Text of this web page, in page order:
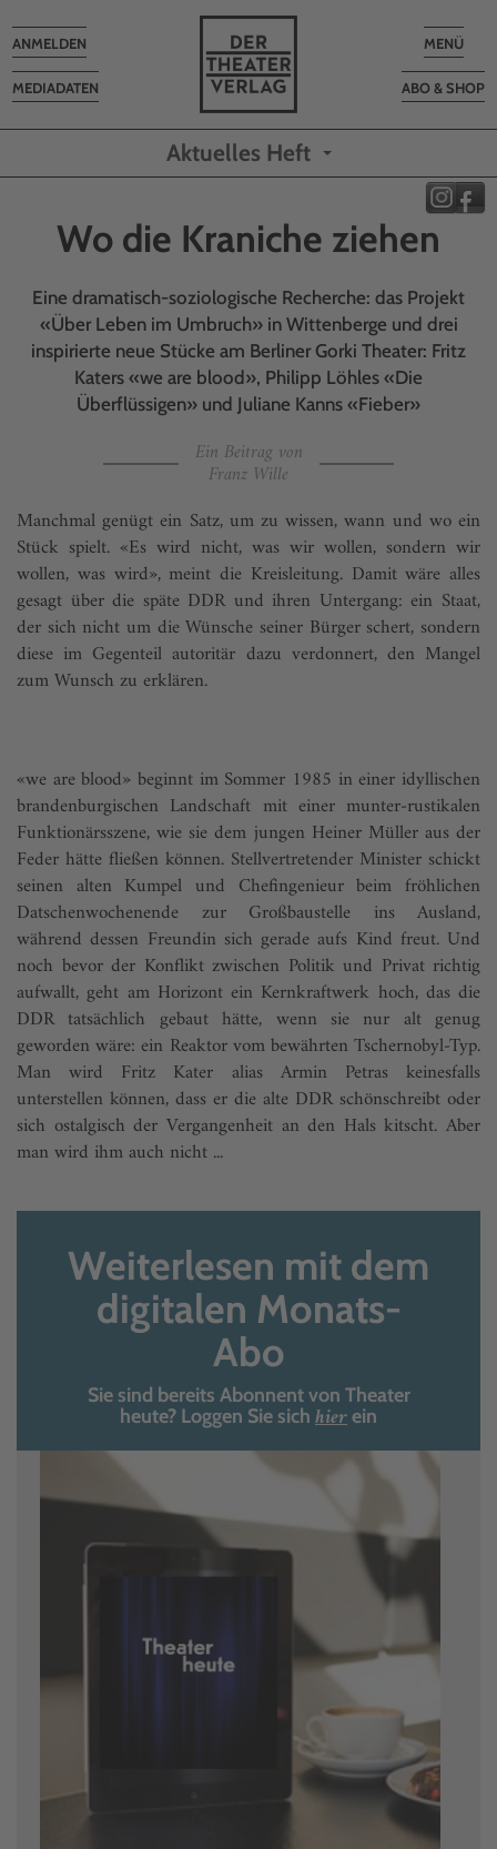
Toggle
MENÜ
ABO & SHOP
MEDIADATEN
Toggle
navigation
ANMELDEN
Aktuelles Heft
Wo die Kraniche ziehen
Eine dramatisch-soziologische Recherche: das Projekt
«Über Leben im Umbruch» in Wittenberge und drei
inspirierte neue Stücke am Berliner Gorki Theater: Fritz
Katers «we are blood», Philipp Löhles «Die
Überflüssigen» und Juliane Kanns «Fieber»
Ein Beitrag von
Franz Wille
Manchmal genügt ein Satz, um zu wissen, wann und wo ein
Stück spielt. «Es wird nicht, was wir wollen, sondern wir
wollen, was wird», meint die Kreisleitung. Damit wäre alles
gesagt über die späte DDR und ihren Untergang: ein Staat,
der sich nicht um die Wünsche seiner Bürger schert, sondern
diese im Gegenteil autoritär dazu verdonnert, den Mangel
zum Wunsch zu erklären.
«we are blood» beginnt im Sommer 1985 in einer idyllischen
brandenburgischen Landschaft mit einer munter-rustikalen
Funktionärsszene, wie sie dem jungen Heiner Müller aus der
Feder hätte fließen können. Stellvertretender Minister schickt
seinen alten Kumpel und Chefingenieur beim fröhlichen
Datschenwochenende zur Großbaustelle ins Ausland,
während dessen Freundin sich gerade aufs Kind freut. Und
noch bevor der Konflikt zwischen Politik und Privat richtig
aufwallt, geht am Horizont ein Kernkraftwerk hoch, das die
DDR tatsächlich gebaut hätte, wenn sie nur alt genug
geworden wäre: ein Reaktor vom bewährten Tschernobyl-Typ.
Man wird Fritz Kater alias Armin Petras keinesfalls
unterstellen können, dass er die alte DDR schönschreibt oder
sich ostalgisch der Vergangenheit an den Hals kitscht. Aber
man wird ihm auch nicht ...
Weiterlesen mit dem
digitalen Monats-
Abo
Sie sind bereits Abonnent von Theater
heute? Loggen Sie sich hierein